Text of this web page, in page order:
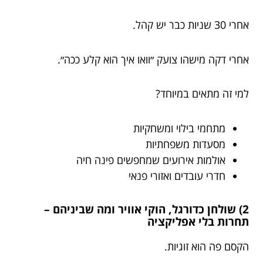
אחרי 30 שניות כבר יש קהל.
אחרי דקה מישהו צועק ״וואו איך הוא קלע ככה״.
למי זה מתאים במיוחד?
מתחמי בילוי ומשחקיות
מסעדות משפחתיות
אולמות אירועים שמחפשים פינה חיה
חדרי עובדים ואזורי פנאי
2) שולחן כדורגל, הוקי אוויר ומה שביניהם –
תחרות בלי אפליקציה
הקסם פה הוא זוגיות.